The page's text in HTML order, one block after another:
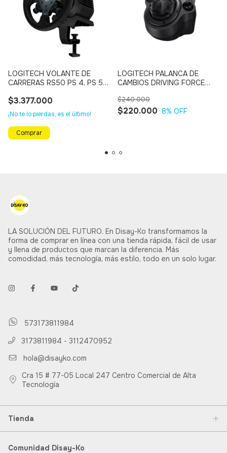
LOGITECH VOLANTE DE
CARRERAS RS50 PS 4, PS 5,
$3.377.000
¡No te lo pierdas, es el último!
LOGITECH PALANCA DE
CAMBIOS DRIVING FORCE
$220.000
$240.000
8% OFF
LA SOLUCIÓN DEL FUTURO. En Disay-Ko transformamos la
forma de comprar en línea con una tienda rápida, fácil de usar
y llena de productos que marcan la diferencia. Más
comodidad, más tecnología, más estilo, todo en un solo lugar.
573173811984
3173811984 - 3112470952
hola@disayko.com
Cra 15 # 77-05 Local 247 Centro Comercial de Alta
Tecnología
Tienda
Comunidad Disay-Ko